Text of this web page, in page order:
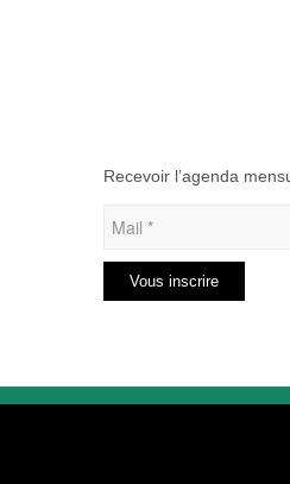
Recevoir l’agenda